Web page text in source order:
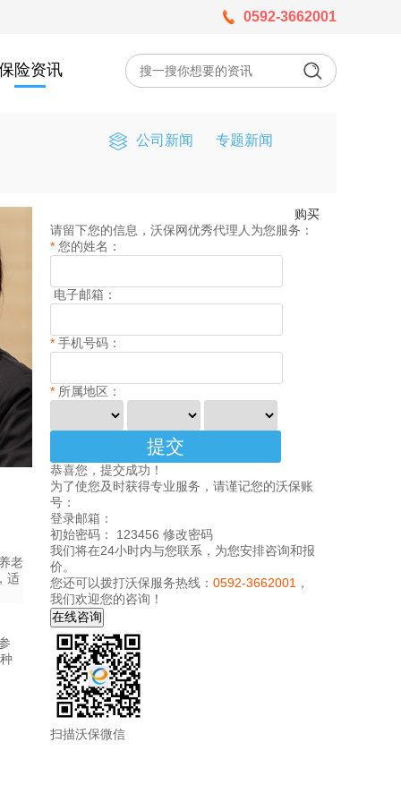
0592-3662001
险资讯
公司新闻 专题新闻
老
适
购买
请留下您的信息，沃保网优秀代理人为您服务：
*您的姓名：
电子邮箱：
*手机号码：
*所属地区：
恭喜您，提交成功！
为了使您及时获得专业服务，请谨记您的沃保账
号：
登录邮箱：
初始密码： 123456 修改密码
我们将在24小时内与您联系，为您安排咨询和报
价。
您还可以拨打沃保服务热线： 0592-3662001 ，
我们欢迎您的咨询！
扫描沃保微信